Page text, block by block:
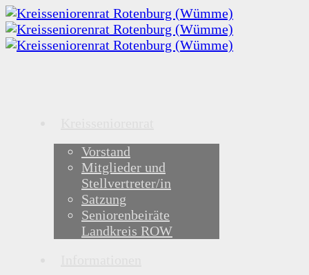
Vorstand
Mitglieder und
Stellvertreter/in
Satzung
Seniorenbeiräte
Landkreis ROW